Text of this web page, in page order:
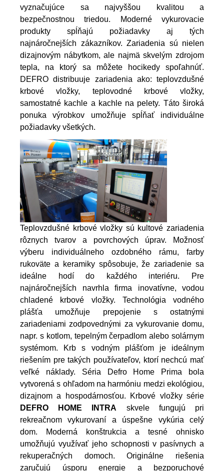
vyznačujúce sa najvyššou kvalitou a
bezpečnostnou triedou. Moderné vykurovacie
produkty spĺňajú požiadavky aj tých
najnáročnejších zákazníkov. Zariadenia sú nielen
dizajnovým nábytkom, ale najmä skvelým zdrojom
tepla, na ktorý sa môžete hocikedy spoľahnúť.
DEFRO distribuuje zariadenia ako: teplovzdušné
krbové vložky, teplovodné krbové vložky,
samostatné kachle a kachle na pelety. Táto široká
ponuka výrobkov umožňuje spĺňať individuálne
požiadavky všetkých.
Teplovzdušné krbové vložky sú kultové zariadenia
rôznych tvarov a povrchových úprav. Možnosť
výberu individuálneho ozdobného rámu, farby
rukoväte a keramiky spôsobuje, že zariadenie sa
ideálne hodí do každého interiéru. Pre
najnáročnejších navrhla firma inovatívne, vodou
chladené krbové vložky. Technológia vodného
plášťa umožňuje prepojenie s ostatnými
zariadeniami zodpovednými za vykurovanie domu,
napr. s kotlom, tepelným čerpadlom alebo solárnym
systémom. Krb s vodným plášťom je ideálnym
riešením pre takých používateľov, ktorí nechcú mať
veľké náklady. Séria Defro Home Prima bola
vytvorená s ohľadom na harmóniu medzi ekológiou,
dizajnom a hospodárnosťou. Krbové vložky série
DEFRO HOME INTRA skvele fungujú pri
rekreačnom vykurovaní a úspešne vykúria celý
dom. Moderná konštrukcia a tesné ohnisko
umožňujú využívať jeho schopnosti v pasívnych a
rekuperačných domoch. Originálne riešenia
zaručujú úsporu energie a bezporuchové